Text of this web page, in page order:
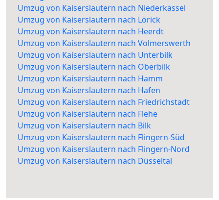
Umzug von Kaiserslautern nach Niederkassel
Umzug von Kaiserslautern nach Lörick
Umzug von Kaiserslautern nach Heerdt
Umzug von Kaiserslautern nach Volmerswerth
Umzug von Kaiserslautern nach Unterbilk
Umzug von Kaiserslautern nach Oberbilk
Umzug von Kaiserslautern nach Hamm
Umzug von Kaiserslautern nach Hafen
Umzug von Kaiserslautern nach Friedrichstadt
Umzug von Kaiserslautern nach Flehe
Umzug von Kaiserslautern nach Bilk
Umzug von Kaiserslautern nach Flingern-Süd
Umzug von Kaiserslautern nach Flingern-Nord
Umzug von Kaiserslautern nach Düsseltal